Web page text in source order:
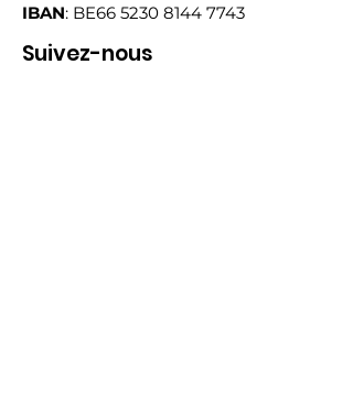
IBAN: BE66 5230 8144 7743
Suivez-nous